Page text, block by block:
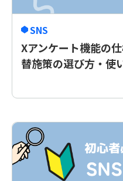
SNS
Xアンケート機能の
替施策の選び方・使